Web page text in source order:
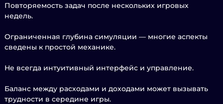
Повторяемость задач после нескольких игровых
недель.
Ограниченная глубина симуляции — многие аспекты
сведены к простой механике.
Не всегда интуитивный интерфейс и управление.
Баланс между расходами и доходами может вызывать
трудности в середине игры.